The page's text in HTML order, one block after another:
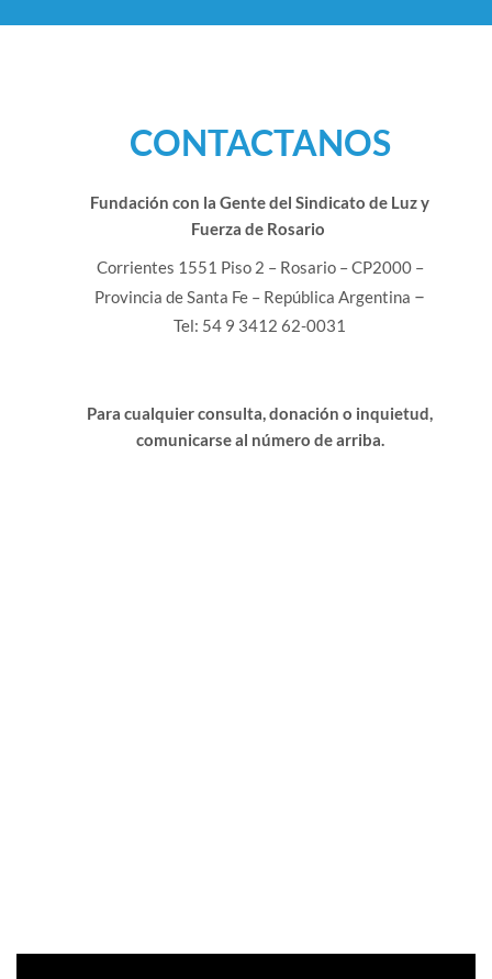
CONTACTANOS
Fundación con la Gente del Sindicato de Luz y
Fuerza de Rosario
Corrientes 1551 Piso 2 – Rosario – CP2000 –
Provincia de Santa Fe – República Argentina –
Tel: 54 9 3412 62-0031
Para cualquier consulta, donación o inquietud,
comunicarse al número de arriba.